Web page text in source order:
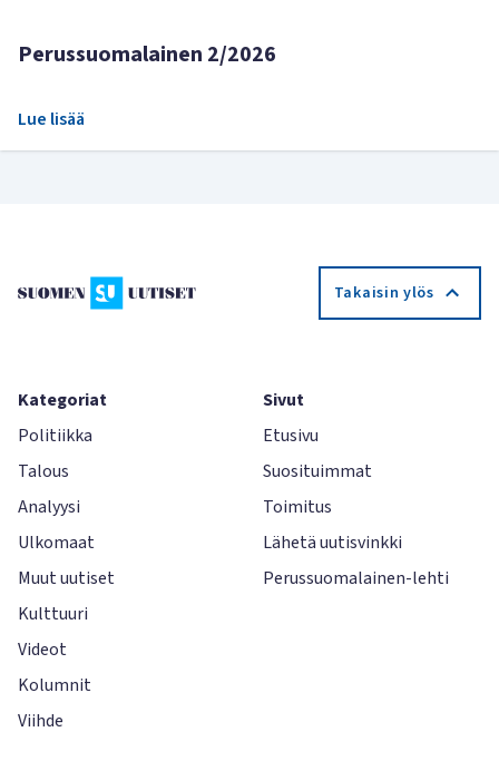
Perussuomalainen 2/2026
Lue lisää
Takaisin ylös
Kategoriat
Politiikka
Talous
Analyysi
Ulkomaat
Muut uutiset
Kulttuuri
Videot
Kolumnit
Viihde
Sivut
Etusivu
Suosituimmat
Toimitus
Lähetä uutisvinkki
Perussuomalainen-lehti